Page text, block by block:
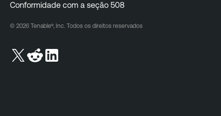
Conformidade com a seção 508
© 2026 Tenable®, Inc. Todos os direitos reservados